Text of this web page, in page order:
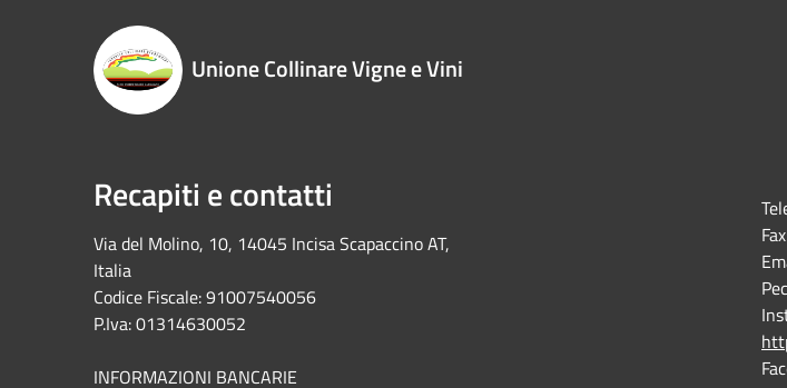
Unione Collinare Vigne e Vini
Recapiti e contatti
Via del Molino, 10, 14045 Incisa Scapaccino AT,
Italia
Codice Fiscale: 91007540056
P.Iva: 01314630052
INFORMAZIONI BANCARIE